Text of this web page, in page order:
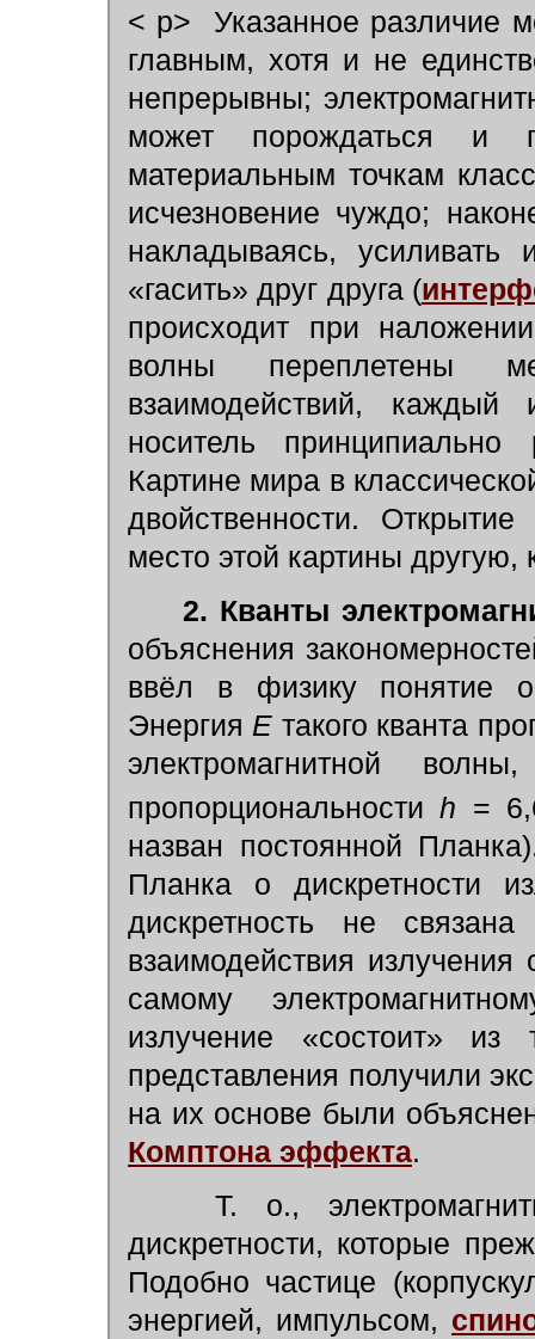
< p> Указанное различие
главным, хотя и не
непрерывны;
может порождаться и
материальным точкам
исчезновение чуждо;
накладываясь,
«гасить» друг друга (
происходит при
волны переплетены
взаимодействий, каждый
носитель принципиально
Картине мира в
двойственности.
место этой картины
2. Кванты
объяснения
ввёл в физику понятие
Энергия E такого кванта
электромагнитной
пропорциональностиh =
назван постоянной
Планка о дискретности
дискретность не
взаимодействия
самому
излучение «состоит»
представления получили
на их основе были
Комптона эффекта.
Т. о.,
дискретности, которые
Подобно частице
энергией, импульсом,